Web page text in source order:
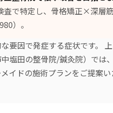
で特定し、 骨格矯正×深層
）。
要因で発症する症状です。
塩田の整骨院/鍼灸院）では
イドの施術プランをご提案